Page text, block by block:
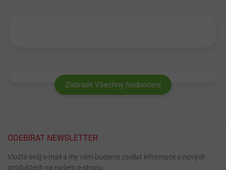
Zobrazit Všechny hodnocení
ODEBÍRAT NEWSLETTER
Vložte svůj e-mail a my vám budeme zasílat informace o nových
produktech na našem e-shopu.